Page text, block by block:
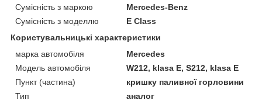
Сумісність з маркою
Mercedes-Benz
Сумісність з моделлю
E Class
Користувальницькі характеристики
марка автомобіля
Mercedes
Модель автомобіля
W212, klasa E, S212, klasa E
Пункт (частина)
кришку паливної горловини
Тип
аналог